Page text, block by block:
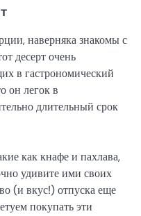
наверняка знакомы с
десерт очень
в гастрономический
он легок в
длительный срок
как кнафе и пахлава,
удивите ими своих
(и вкус!) отпуска еще
покупать эти